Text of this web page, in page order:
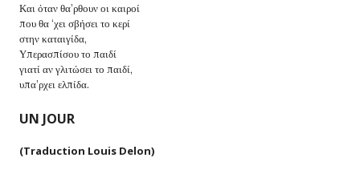
Και όταν θα’ρθουν οι καιροί
που θα ‘χει σβήσει το κερί
στην καταιγίδα,
Υπερασπίσου το παιδί
γιατί αν γλιτώσει το παιδί,
υπα’ρχει ελπίδα.
UN JOUR
(Traduction Louis Delon)